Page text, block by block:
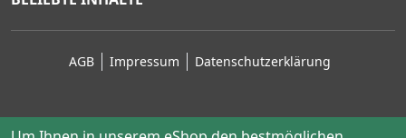
AGB Impressum Datenschutzerklärung